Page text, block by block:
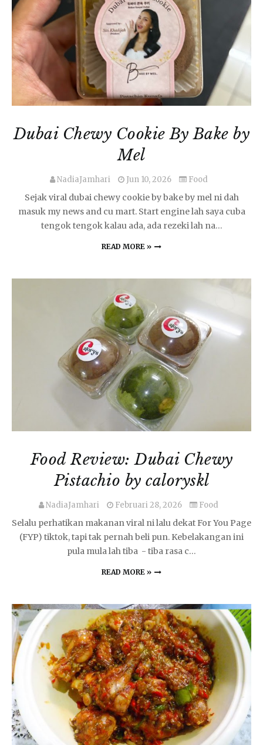
Dubai Chewy Cookie By Bake by
Mel
NadiaJamhari Jun 10, 2026 Food
Sejak viral dubai chewy cookie by bake by mel ni dah
masuk my news and cu mart. Start engine lah saya cuba
tengok tengok kalau ada, ada rezeki lah na…
READ MORE »
Food Review: Dubai Chewy
Pistachio by caloryskl
NadiaJamhari Februari 28, 2026 Food
Selalu perhatikan makanan viral ni lalu dekat For You Page
(FYP) tiktok, tapi tak pernah beli pun. Kebelakangan ini
pula mula lah tiba - tiba rasa c…
READ MORE »